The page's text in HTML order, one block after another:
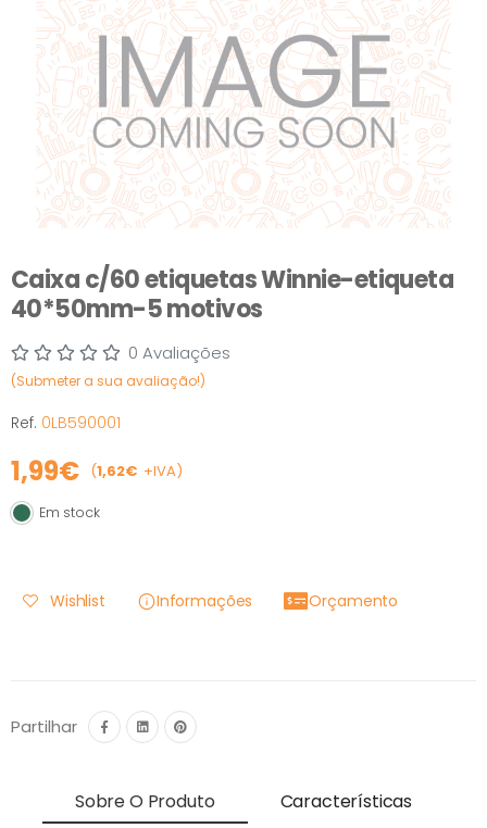
Caixa c/60 etiquetas Winnie-etiqueta
40*50mm-5 motivos
0 Avaliações
(Submeter a sua avaliação!)
Ref. 0LB590001
1,99€ (1,62€ +IVA)
Em stock
Em stock
Wishlist Informações Orçamento
Partilhar
Sobre O Produto
Características